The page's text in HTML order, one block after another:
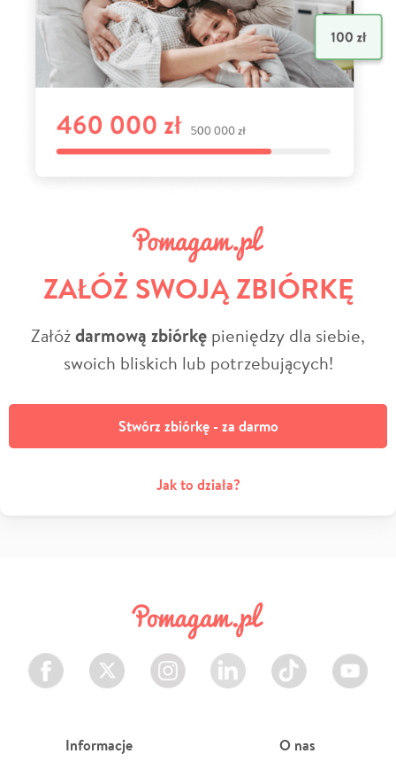
ZAŁÓŻ SWOJĄ ZBIÓRKĘ
Załóżdarmową zbiórkę pieniędzy dla siebie,
swoich bliskich lub potrzebujących!
Stwórz zbiórkę - za darmo
Jak to działa?
Facebook Twitter Instagram LinkedIn TikTok Youtube
Informacje O nas